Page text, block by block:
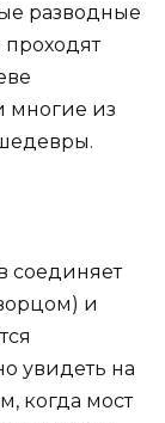
разводные
многие из
соединяет
и
увидеть на
когда мост